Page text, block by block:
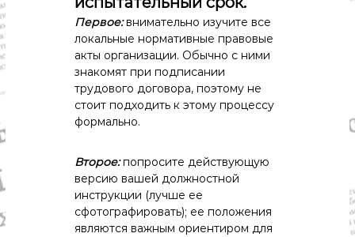
Первое:внимательно изучите все
локальные нормативные правовые
акты организации. Обычно с ними
знакомят при подписании
трудового договора, поэтому не
стоит подходить к этому процессу
формально.
Второе:попросите действующую
версию вашей должностной
инструкции (лучше ее
сфотографировать); ее положения
являются важным ориентиром для